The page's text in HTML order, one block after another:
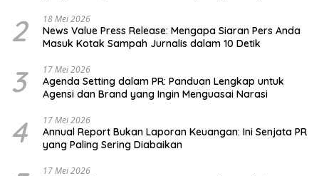
2 18 Mei 2026
News Value Press Release: Mengapa Siaran Pers Anda
Masuk Kotak Sampah Jurnalis dalam 10 Detik
3 17 Mei 2026
Agenda Setting dalam PR: Panduan Lengkap untuk
Agensi dan Brand yang Ingin Menguasai Narasi
4 17 Mei 2026
Annual Report Bukan Laporan Keuangan: Ini Senjata PR
yang Paling Sering Diabaikan
17 Mei 2026